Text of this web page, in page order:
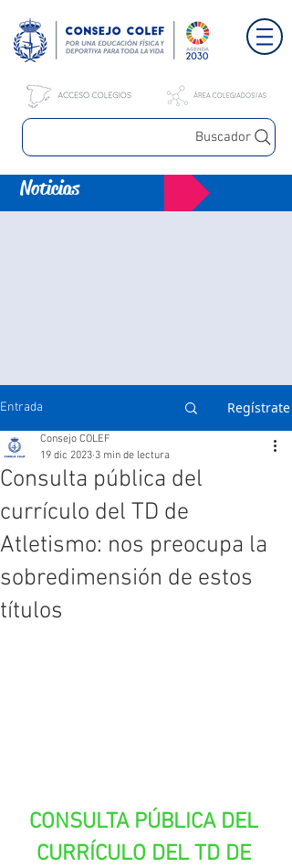
Buscador
Noticias
Entrada Regístrate
Consulta pública del
currículo del TD de
Atletismo: nos preocupa la
sobredimensión de estos
títulos
Consejo COLEF
19 dic 2023 3 min de lectura
CONSULTA PÚBLICA DEL
CURRÍCULO DEL TD DE